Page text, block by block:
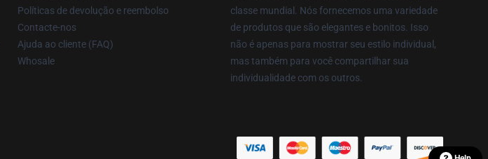
Políticas de devolução e reembolso
Contacte-nos
Ajuda ao cliente (FAQ)
Whosale
classe mundial. Nós fornecemos uma variedade
de produtos que são elegantes e bonitos. Isso
não é apenas para mostrar seu estilo individual,
mas também para você compartilhar sua
individualidade com os outros.